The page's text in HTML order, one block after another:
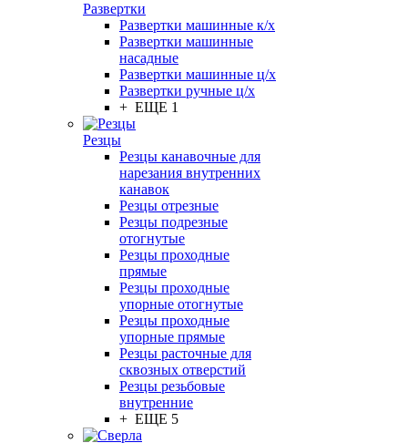
Развертки
Развертки машинные к/х
Развертки машинные
насадные
Развертки машинные ц/х
Развертки ручные ц/х
+ ЕЩЕ 1
Резцы
Резцы канавочные для
нарезания внутренних
канавок
Резцы отрезные
Резцы подрезные
отогнутые
Резцы проходные
прямые
Резцы проходные
упорные отогнутые
Резцы проходные
упорные прямые
Резцы расточные для
сквозных отверстий
Резцы резьбовые
внутренние
+ ЕЩЕ 5